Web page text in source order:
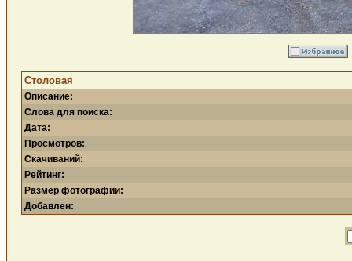
Столовая
Описание:
Слова для поиска:
Дата:
Просмотров:
Скачиваний:
Рейтинг:
Размер фотографии:
Добавлен: